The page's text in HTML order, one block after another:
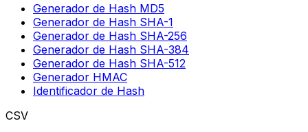
Generador de Hash MD5
Generador de Hash SHA-1
Generador de Hash SHA-256
Generador de Hash SHA-384
Generador de Hash SHA-512
Generador HMAC
Identificador de Hash
CSV